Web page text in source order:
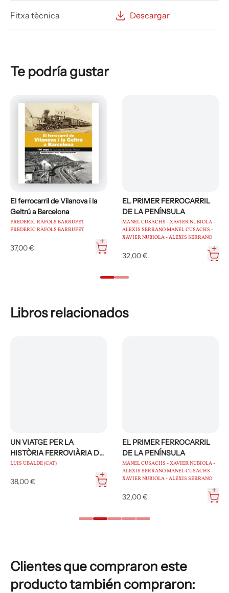
Fitxa tècnica Descargar
Te podría gustar
El ferrocarril de Vilanova i la
Geltrú a Barcelona
FREDERIC RÀFOLS BARRUFET
FREDERIC RÀFOLS BARRUFET
37,00 €
EL PRIMER FERROCARRIL
DE LA PENÍNSULA
MANEL CUSACHS - XAVIER NUBIOLA -
ALEXIS SERRANO MANEL CUSACHS -
XAVIER NUBIOLA - ALEXIS SERRANO
32,00 €
Libros relacionados
UN VIATGE PER LA
HISTÒRIA FERROVIÀRIA DE
CATALUNYA
LUIS UBALDE (CAT)
38,00 €
EL PRIMER FERROCARRIL
DE LA PENÍNSULA
MANEL CUSACHS - XAVIER NUBIOLA -
ALEXIS SERRANO MANEL CUSACHS -
XAVIER NUBIOLA - ALEXIS SERRANO
32,00 €
Clientes que compraron este
producto también compraron: